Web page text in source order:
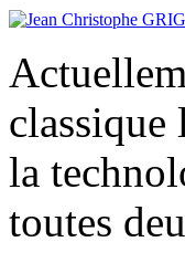
classique
la
toutes